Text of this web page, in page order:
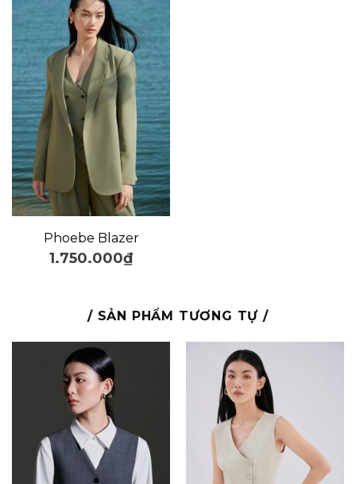
Phoebe Blazer
1.750.000₫
/ SẢN PHẨM TƯƠNG TỰ /